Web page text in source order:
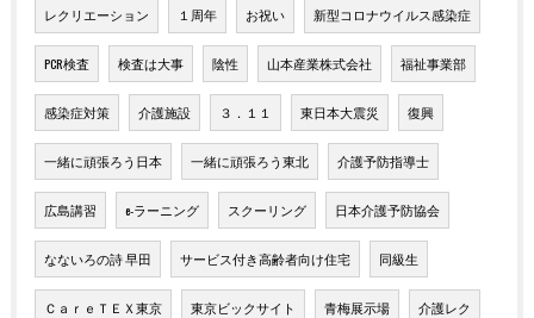
レクリエーション １周年 お祝い 新型コロナウイルス感染症
PCR検査 検査は大事 陰性 山本産業株式会社 福祉事業部
感染症対策 介護施設 ３．１１ 東日本大震災 復興
一緒に頑張ろう日本 一緒に頑張ろう東北 介護予防指導士
広島講習 e-ラーニング スクーリング 日本介護予防協会
なないろの詩 早田 サービス付き高齢者向け住宅 同級生
ＣａｒｅＴＥＸ東京 東京ビックサイト 青梅展示場 介護レク